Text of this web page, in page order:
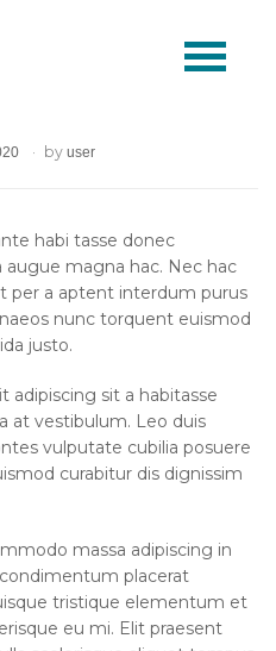
by user
habi tasse donec
magna hac. Nec hac
per a aptent interdum purus
nunc torquent euismod
justo.
adipiscing sit a habitasse
at vestibulum. Leo duis
vulputate cubilia posuere
curabitur dis dignissim
massa adipiscing in
placerat
tristique elementum et
eu mi. Elit praesent